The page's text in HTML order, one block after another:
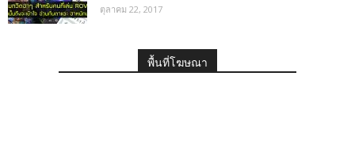
ตุลาคม 22, 2017
พื้นที่โฆษณา